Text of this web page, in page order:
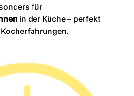
für
in der Küche – perfekt